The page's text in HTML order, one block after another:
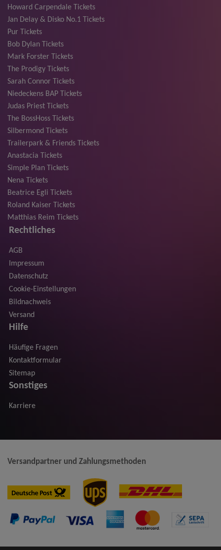
Howard Carpendale Tickets
Jan Delay & Disko No.1 Tickets
Pur Tickets
Bob Dylan Tickets
Mark Forster Tickets
The Prodigy Tickets
Sarah Connor Tickets
Niedeckens BAP Tickets
Judas Priest Tickets
The BossHoss Tickets
Silbermond Tickets
Trailerpark & Friends Tickets
Anastacia Tickets
Simple Plan Tickets
Nena Tickets
Beatrice Egli Tickets
Roland Kaiser Tickets
Matthias Reim Tickets
Rechtliches
AGB
Impressum
Datenschutz
Cookie-Einstellungen
Bildnachweis
Versand
Hilfe
Häufige Fragen
Kontaktformular
Sitemap
Sonstiges
Karriere
Versandpartner und Zahlungsmethoden